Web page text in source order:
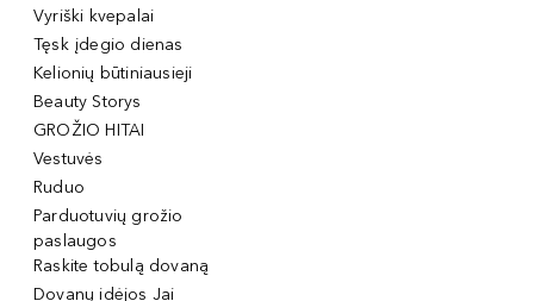
Vyriški kvepalai
Tęsk įdegio dienas
Kelionių būtiniausieji
Beauty Storys
GROŽIO HITAI
Vestuvės
Ruduo
Parduotuvių grožio
paslaugos
Raskite tobulą dovaną
Dovanų idėjos Jai